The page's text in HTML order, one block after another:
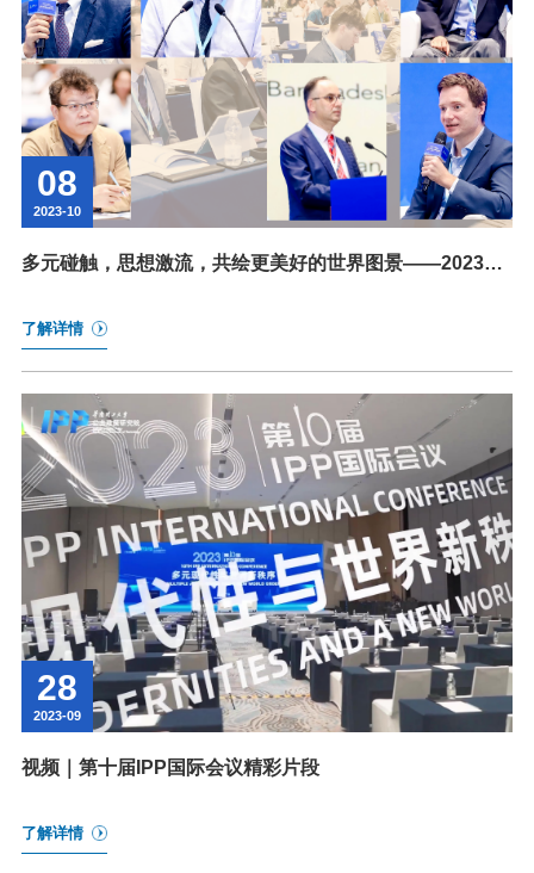
08
2023-10
​多元碰触，思想激流，共绘更美好的世界图景——2023年
了解详情
28
2023-09
视频｜第十届IPP国际会议精彩片段
了解详情